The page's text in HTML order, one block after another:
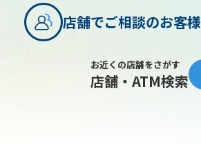
店舗でご相談のお客様
お近くの店舗をさがす
店舗・ATM検索